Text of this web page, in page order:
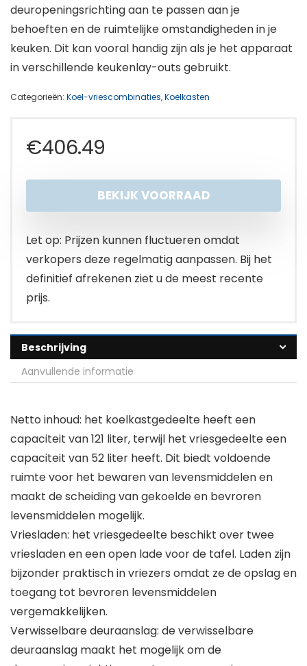
deuropeningsrichting aan te passen aan je
behoeften en de ruimtelijke omstandigheden in je
keuken. Dit kan vooral handig zijn als je het apparaat
in verschillende keukenlay-outs gebruikt.
Categorieën: Koel-vriescombinaties,Koelkasten
€406.49
BEKIJK VOORRAAD
Let op: Prijzen kunnen fluctueren omdat
verkopers deze regelmatig aanpassen. Bij het
definitief afrekenen ziet u de meest recente
prijs.
Beschrijving
Aanvullende informatie
Netto inhoud: het koelkastgedeelte heeft een
capaciteit van 121 liter, terwijl het vriesgedeelte een
capaciteit van 52 liter heeft. Dit biedt voldoende
ruimte voor het bewaren van levensmiddelen en
maakt de scheiding van gekoelde en bevroren
levensmiddelen mogelijk.
Vriesladen: het vriesgedeelte beschikt over twee
vriesladen en een open lade voor de tafel. Laden zijn
bijzonder praktisch in vriezers omdat ze de opslag en
toegang tot bevroren levensmiddelen
vergemakkelijken.
Verwisselbare deuraanslag: de verwisselbare
deuraanslag maakt het mogelijk om de